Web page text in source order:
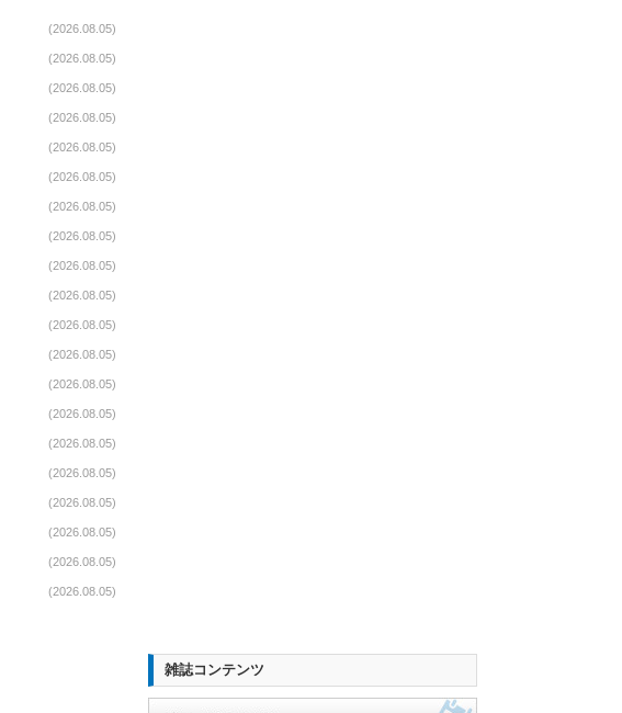
(2026.08.05)
(2026.08.05)
(2026.08.05)
(2026.08.05)
(2026.08.05)
(2026.08.05)
(2026.08.05)
(2026.08.05)
(2026.08.05)
(2026.08.05)
(2026.08.05)
(2026.08.05)
(2026.08.05)
(2026.08.05)
(2026.08.05)
(2026.08.05)
(2026.08.05)
(2026.08.05)
(2026.08.05)
(2026.08.05)
雑誌コンテンツ